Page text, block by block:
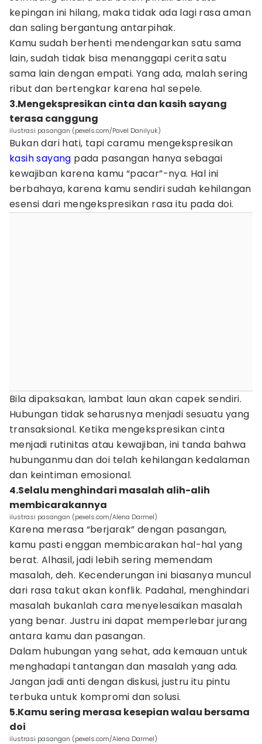
kepingan ini hilang, maka tidak ada lagi rasa aman
dan saling bergantung antarpihak.
Kamu sudah berhenti mendengarkan satu sama
lain, sudah tidak bisa menanggapi cerita satu
sama lain dengan empati. Yang ada, malah sering
ribut dan bertengkar karena hal sepele.
3.Mengekspresikan cinta dan kasih sayang
terasa canggung
ilustrasi pasangan (pexels.com/Pavel Danilyuk)
Bukan dari hati, tapi caramu mengekspresikan
kasih sayang pada pasangan hanya sebagai
kewajiban karena kamu “pacar”-nya. Hal ini
berbahaya, karena kamu sendiri sudah kehilangan
esensi dari mengekspresikan rasa itu pada doi.
Bila dipaksakan, lambat laun akan capek sendiri.
Hubungan tidak seharusnya menjadi sesuatu yang
transaksional. Ketika mengekspresikan cinta
menjadi rutinitas atau kewajiban, ini tanda bahwa
hubunganmu dan doi telah kehilangan kedalaman
dan keintiman emosional.
4.Selalu menghindari masalah alih-alih
membicarakannya
ilustrasi pasangan (pexels.com/Alena Darmel)
Karena merasa “berjarak” dengan pasangan,
kamu pasti enggan membicarakan hal-hal yang
berat. Alhasil, jadi lebih sering memendam
masalah, deh. Kecenderungan ini biasanya muncul
dari rasa takut akan konflik. Padahal, menghindari
masalah bukanlah cara menyelesaikan masalah
yang benar. Justru ini dapat memperlebar jurang
antara kamu dan pasangan.
Dalam hubungan yang sehat, ada kemauan untuk
menghadapi tantangan dan masalah yang ada.
Jangan jadi anti dengan diskusi, justru itu pintu
terbuka untuk kompromi dan solusi.
5.Kamu sering merasa kesepian walau bersama
doi
ilustrasi pasangan (pexels.com/Alena Darmel)